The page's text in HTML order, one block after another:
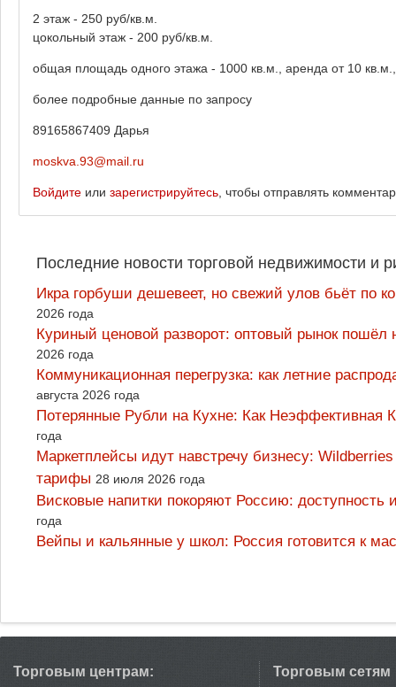
2 этаж - 250 руб/кв.м.
цокольный этаж - 200 руб/кв.м.
общая площадь одного этажа - 1000 кв.м., аренда от 10
более подробные данные по запросу
89165867409 Дарья
moskva.93@mail.ru
Войдите или зарегистрируйтесь , чтобы отправлять
Последние новости торговой недвижимости и
Икра горбуши дешевеет, но свежий улов бьёт по
2026 года
Куриный ценовой разворот: оптовый рынок
2026 года
Коммуникационная перегрузка: как летние
августа 2026 года
Потерянные Рубли на Кухне: Как
года
Маркетплейсы идут навстречу бизнесу:
тарифы 28 июля 2026 года
Висковые напитки покоряют Россию:
года
Вейпы и кальянные у школ: Россия готовится к
Торговым центрам: Торговым сетям